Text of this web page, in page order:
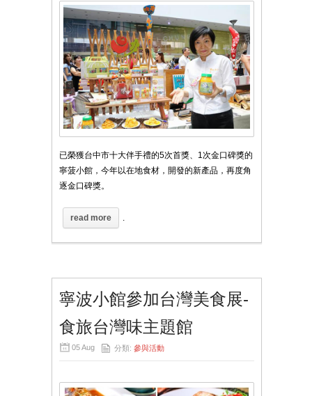
已榮獲台中市十大伴手禮的5次首獎、1次金口碑獎的
寧菠小館，今年以在地食材，開發的新產品，再度角
逐金口碑獎。
read more .
寧波小館參加台灣美食展-
食旅台灣味主題館
05 Aug 分類: 參與活動